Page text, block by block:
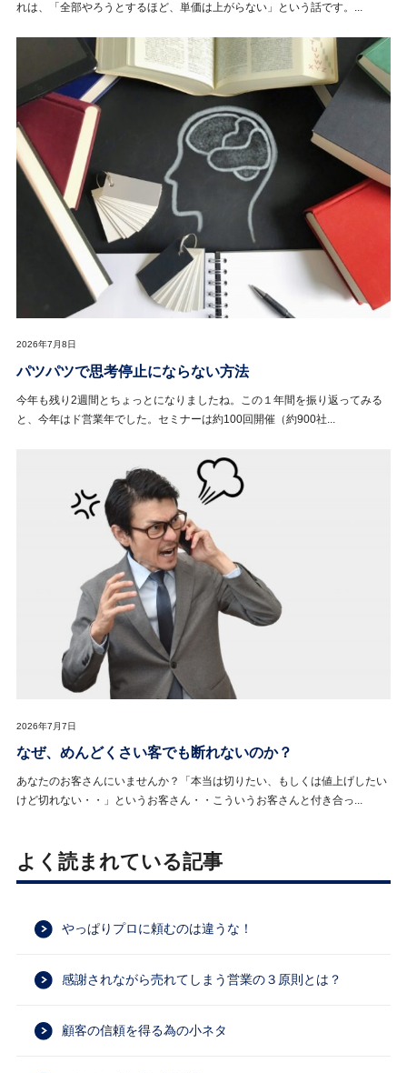
れは、「全部やろうとするほど、単価は上がらない」という話です。...
2026年7月8日
パツパツで思考停止にならない方法
今年も残り2週間とちょっとになりましたね。この１年間を振り返ってみる
と、今年はド営業年でした。セミナーは約100回開催（約900社...
2026年7月7日
なぜ、めんどくさい客でも断れないのか？
あなたのお客さんにいませんか？「本当は切りたい、もしくは値上げしたい
けど切れない・・」というお客さん・・こういうお客さんと付き合っ...
よく読まれている記事
やっぱりプロに頼むのは違うな！
感謝されながら売れてしまう営業の３原則とは？
顧客の信頼を得る為の小ネタ